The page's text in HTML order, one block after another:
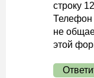
строку
Телефон
не
этой